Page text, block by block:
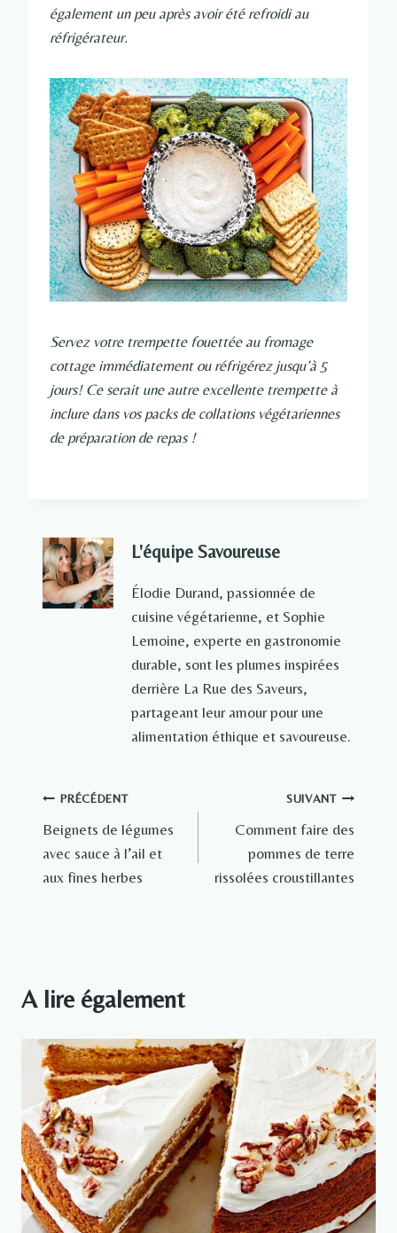
également un peu après avoir été refroidi au
réfrigérateur.
Servez votre trempette fouettée au fromage
cottage immédiatement ou réfrigérez jusqu’à 5
jours! Ce serait une autre excellente trempette à
inclure dans vos packs de collations végétariennes
de préparation de repas !
L'équipe Savoureuse
Élodie Durand, passionnée de
cuisine végétarienne, et Sophie
Lemoine, experte en gastronomie
durable, sont les plumes inspirées
derrière La Rue des Saveurs,
partageant leur amour pour une
alimentation éthique et savoureuse.
Navigation
de
l’article
PRÉCÉDENT
Beignets de légumes
avec sauce à l’ail et
aux fines herbes
SUIVANT
Comment faire des
pommes de terre
rissolées croustillantes
A lire également